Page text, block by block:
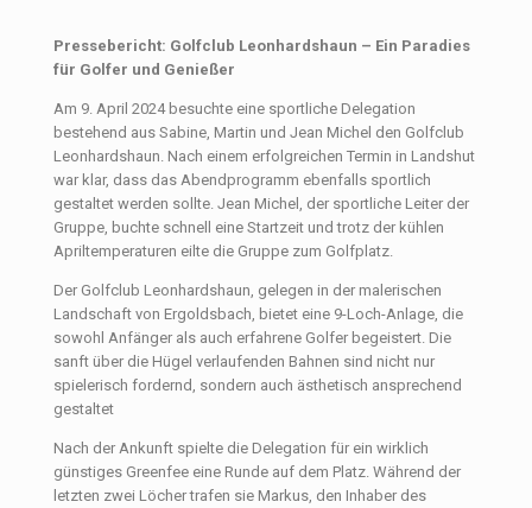
Pressebericht: Golfclub Leonhardshaun – Ein Paradies
für Golfer und Genießer
Am 9. April 2024 besuchte eine sportliche Delegation
bestehend aus Sabine, Martin und Jean Michel den Golfclub
Leonhardshaun. Nach einem erfolgreichen Termin in Landshut
war klar, dass das Abendprogramm ebenfalls sportlich
gestaltet werden sollte. Jean Michel, der sportliche Leiter der
Gruppe, buchte schnell eine Startzeit und trotz der kühlen
Apriltemperaturen eilte die Gruppe zum Golfplatz.
Der Golfclub Leonhardshaun, gelegen in der malerischen
Landschaft von Ergoldsbach, bietet eine 9-Loch-Anlage, die
sowohl Anfänger als auch erfahrene Golfer begeistert. Die
sanft über die Hügel verlaufenden Bahnen sind nicht nur
spielerisch fordernd, sondern auch ästhetisch ansprechend
gestaltet
Nach der Ankunft spielte die Delegation für ein wirklich
günstiges Greenfee eine Runde auf dem Platz. Während der
letzten zwei Löcher trafen sie Markus, den Inhaber des